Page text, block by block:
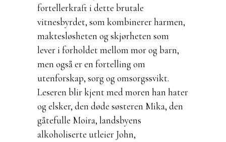
fortellerkraft i dette brutale
vitnesbyrdet, som kombinerer harmen,
maktesløsheten og skjørheten som
lever i forholdet mellom mor og barn,
men også er en fortelling om
utenforskap, sorg og omsorgssvikt.
Leseren blir kjent med moren han hater
og elsker, den døde søsteren Mika, den
gåtefulle Moira, landsbyens
alkoholiserte utleier John,